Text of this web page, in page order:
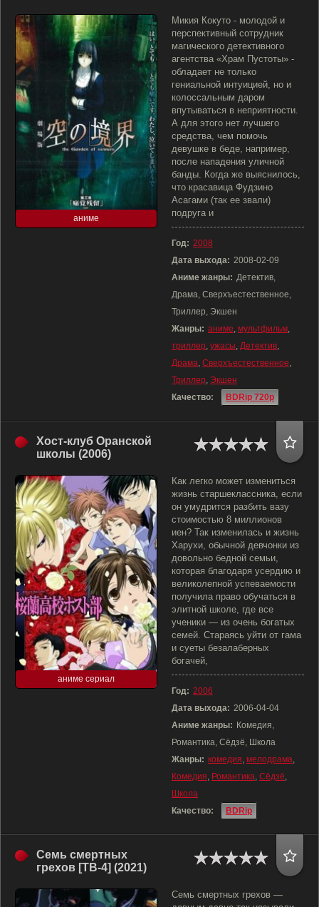
аниме
Микия Кокуто - молодой и
перспективный сотрудник
магического детективного
агентства «Храм Пустоты» -
обладает не только
гениальной интуицией, но и
колоссальным даром
впутываться в неприятности.
А для этого нет лучшего
средства, чем помочь
девушке в беде, например,
после нападения уличной
банды. Когда же выяснилось,
что красавица Фудзино
Асагами (так ее звали)
подруга и
Год: 2008
Дата выхода: 2008-02-09
Аниме жанры: Детектив,
Драма, Сверхъестественное,
Триллер, Экшен
Жанры: аниме, мультфильм,
триллер, ужасы, Детектив,
Драма, Сверхъестественное,
Триллер, Экшен
Качество:
BDRip 720p
Хост-клуб Оранской
школы (2006)
аниме сериал
Как легко может измениться
жизнь старшеклассника, если
он умудрится разбить вазу
стоимостью 8 миллионов
иен? Так изменилась и жизнь
Харухи, обычной девчонки из
довольно бедной семьи,
которая благодаря усердию и
великолепной успеваемости
получила право обучаться в
элитной школе, где все
ученики — из очень богатых
семей. Стараясь уйти от гама
и суеты безалаберных
богачей,
Год: 2006
Дата выхода: 2006-04-04
Аниме жанры: Комедия,
Романтика, Сёдзё, Школа
Жанры: комедия, мелодрама,
Комедия, Романтика, Сёдзё,
Школа
Качество:
BDRip
Семь смертных
грехов [ТВ-4] (2021)
Семь смертных грехов —